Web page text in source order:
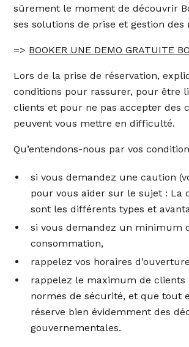
sûrement le moment de découvrir
ses solutions de prise et gestion des
=> BOOKER UNE DEMO GRATUITE
Lors de la prise de réservation,
conditions pour rassurer, pour être
clients et pour ne pas accepter des
peuvent vous mettre en difficulté.
Qu’entendons-nous par vos
si vous demandez une caution
pour vous aider sur le sujet : La
sont les différents types et
si vous demandez un minimum
consommation,
rappelez vos horaires
rappelez le maximum de clients
normes de sécurité, et que tout
réserve bien évidemment des
gouvernementales.